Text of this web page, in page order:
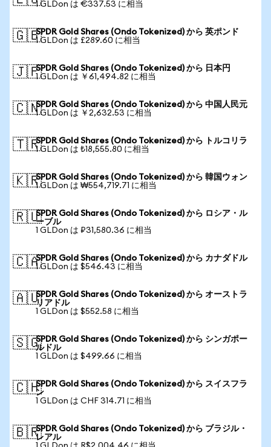
1 GLDon は €337.53 に相当
🇬🇧SPDR Gold Shares (Ondo Tokenized) から 英ポンド
1 GLDon は £289.60 に相当
🇯🇵SPDR Gold Shares (Ondo Tokenized) から 日本円
1 GLDon は ￥61,494.82 に相当
🇨🇳SPDR Gold Shares (Ondo Tokenized) から 中国人民元
1 GLDon は ￥2,632.53 に相当
🇹🇷SPDR Gold Shares (Ondo Tokenized) から トルコリラ
1 GLDon は ₺18,555.80 に相当
🇰🇷SPDR Gold Shares (Ondo Tokenized) から 韓国ウォン
1 GLDon は ₩554,719.71 に相当
🇷🇺SPDR Gold Shares (Ondo Tokenized) から ロシア・ル
ーブル
1 GLDon は ₽31,580.36 に相当
🇨🇦SPDR Gold Shares (Ondo Tokenized) から カナダドル
1 GLDon は $546.43 に相当
🇦🇺SPDR Gold Shares (Ondo Tokenized) から オーストラ
リアドル
1 GLDon は $552.58 に相当
🇸🇬SPDR Gold Shares (Ondo Tokenized) から シンガポー
ルドル
1 GLDon は $499.66 に相当
🇨🇭SPDR Gold Shares (Ondo Tokenized) から スイスフラ
ン
1 GLDon は CHF 314.71 に相当
🇧🇷SPDR Gold Shares (Ondo Tokenized) から ブラジル・
レアル